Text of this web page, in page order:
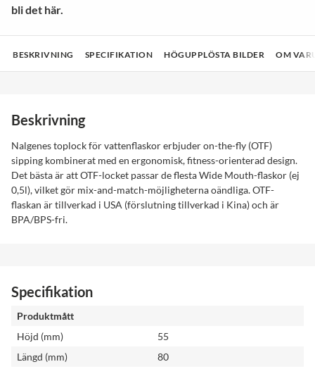
bli det här.
BESKRIVNING SPECIFIKATION HÖGUPPLÖSTA BILDER OM
Beskrivning
Nalgenes toplock för vattenflaskor erbjuder on-the-fly (OTF)
sipping kombinerat med en ergonomisk, fitness-orienterad design.
Det bästa är att OTF-locket passar de flesta Wide Mouth-flaskor (ej
0,5l), vilket gör mix-and-match-möjligheterna oändliga. OTF-
flaskan är tillverkad i USA (förslutning tillverkad i Kina) och är
BPA/BPS-fri.
Specifikation
Produktmått
Höjd (mm)
55
Längd (mm)
80